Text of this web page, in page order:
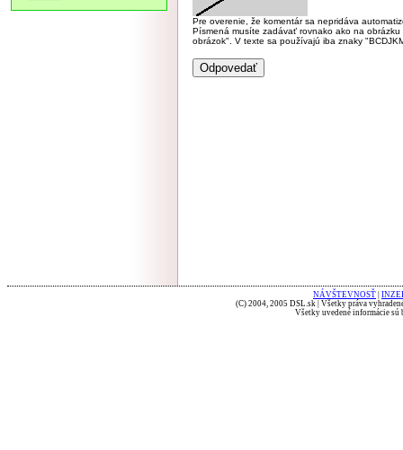
Pre overenie, že komentár sa nepridáva
Písmená musíte zadávať rovnako ako na
obrázok". V texte sa používajú iba znaky
NÁVŠTEVNOSŤ
(C) 2004, 2005 DSL.sk | Všetky práva
Všetky uvedené informácie sú